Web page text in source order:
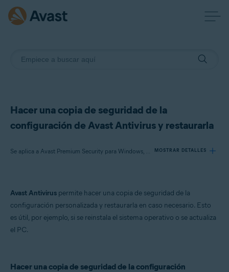
Hacer una copia de seguridad de la
configuración de Avast Antivirus y restaurarla
Se aplica a Avast Premium Security para Windows, Avast Free Antivirus para Windows MOSTRAR DETALLES
Productos:
Avast Premium Security 22.x para Windows
Sistemas operativos:
Microsoft Windows 8.1/Pro/Enterprise - 32 o 64 bits
Avast Antivirus permite hacer una copia de seguridad de la
configuración personalizada y restaurarla en caso necesario. Esto
es útil, por ejemplo, si se reinstala el sistema operativo o se actualiza
el PC.
Hacer una copia de seguridad de la configuración